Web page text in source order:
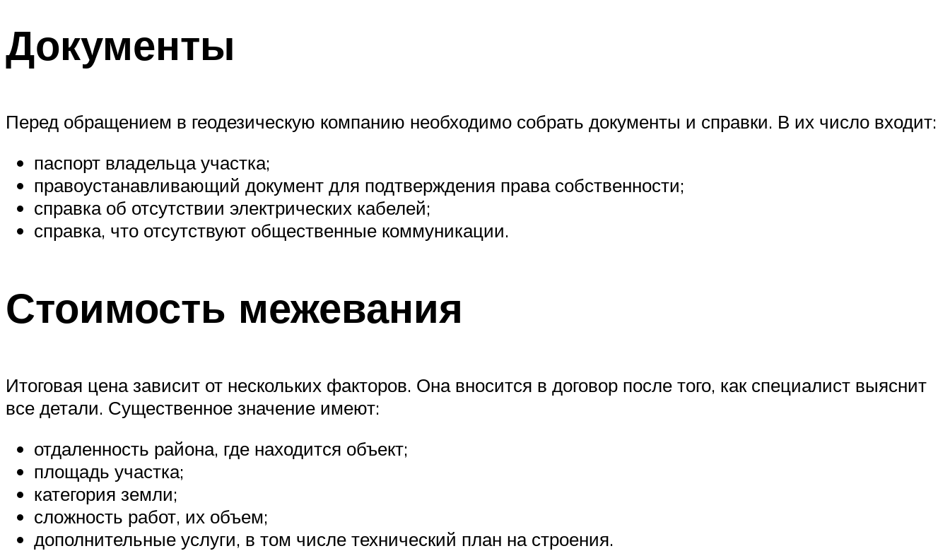
Документы
Перед обращением в геодезическую компанию необходимо собрать документы и справки. В их число входит:
паспорт владельца участка;
правоустанавливающий документ для подтверждения права собственности;
справка об отсутствии электрических кабелей;
справка, что отсутствуют общественные коммуникации.
Стоимость межевания
Итоговая цена зависит от нескольких факторов. Она вносится в договор после того, как специалист выяснит
все детали. Существенное значение имеют:
отдаленность района, где находится объект;
площадь участка;
категория земли;
сложность работ, их объем;
дополнительные услуги, в том числе технический план на строения.